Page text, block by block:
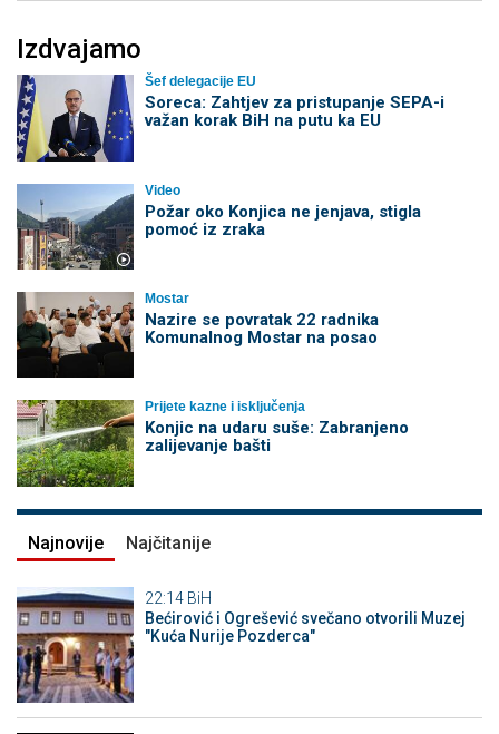
Izdvajamo
Šef delegacije EU
Soreca: Zahtjev za pristupanje SEPA-i
važan korak BiH na putu ka EU
Video
Požar oko Konjica ne jenjava, stigla
pomoć iz zraka
Mostar
Nazire se povratak 22 radnika
Komunalnog Mostar na posao
Prijete kazne i isključenja
Konjic na udaru suše: Zabranjeno
zalijevanje bašti
Najnovije Najčitanije
22:14 BiH
Bećirović i Ogrešević svečano otvorili Muzej
"Kuća Nurije Pozderca"